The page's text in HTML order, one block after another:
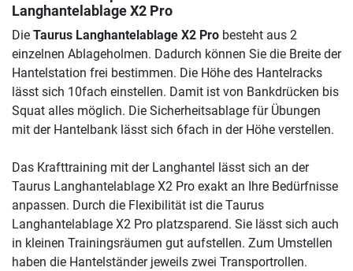
Langhantelablage X2 Pro
Die Taurus Langhantelablage X2 Pro besteht aus 2
einzelnen Ablageholmen. Dadurch können Sie die Breite der
Hantelstation frei bestimmen. Die Höhe des Hantelracks
lässt sich 10fach einstellen. Damit ist von Bankdrücken bis
Squat alles möglich. Die Sicherheitsablage für Übungen
mit der Hantelbank lässt sich 6fach in der Höhe verstellen.
Das Krafttraining mit der Langhantel lässt sich an der
Taurus Langhantelablage X2 Pro exakt an Ihre Bedürfnisse
anpassen. Durch die Flexibilität ist die Taurus
Langhantelablage X2 Pro platzsparend. Sie lässt sich auch
in kleinen Trainingsräumen gut aufstellen. Zum Umstellen
haben die Hantelständer jeweils zwei Transportrollen.